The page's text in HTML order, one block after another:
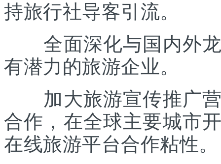
持旅行社导客引流。
全面深化与国内外龙
有潜力的旅游企业。
加大旅游宣传推广营
合作，在全球主要城市
在线旅游平台合作粘性。